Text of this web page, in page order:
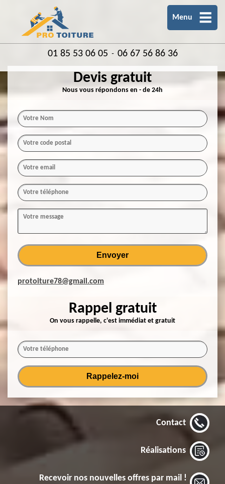
Menu
01 85 53 06 05 - 06 67 56 86 36
Devis gratuit
Nous vous répondons en - de 24h
protoiture78@gmail.com
Rappel gratuit
On vous rappelle, c'est immédiat et gratuit
Contact
Réalisations
Recevoir nos nouvelles offres par mail !